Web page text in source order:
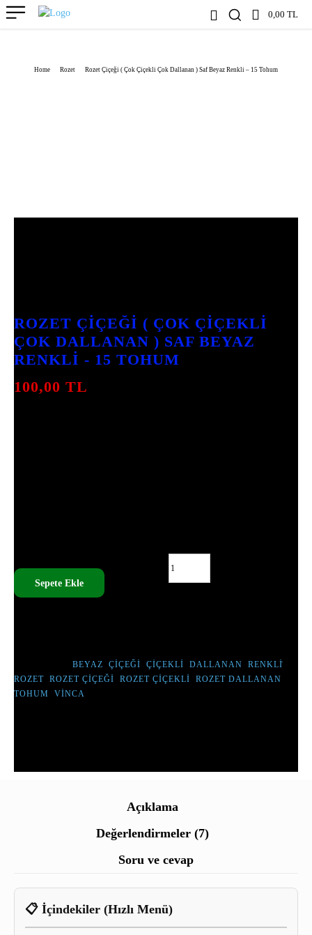
0,00 TL
Home Rozet Rozet Çiçeği ( Çok Çiçekli Çok Dallanan ) Saf Beyaz Renkli – 15 Tohum
ROZET ÇIÇEĞI ( ÇOK ÇIÇEKLI
ÇOK DALLANAN ) SAF BEYAZ
RENKLI - 15 TOHUM
100,00 TL
BEYAZ RENKLI - 15 TOHUM ADET
Sepete Ekle
BEYAZ ÇIÇEĞI ÇIÇEKLI DALLANAN RENKLİ
ROZET ROZET ÇIÇEĞI ROZET ÇIÇEKLI ROZET DALLANAN
TOHUM
VINCA
Açıklama
Değerlendirmeler (7)
Soru ve cevap
📋 İçindekiler (Hızlı Menü)